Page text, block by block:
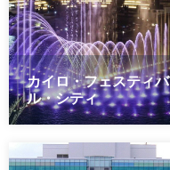
カイロ・フェスティバ
ル・シティ